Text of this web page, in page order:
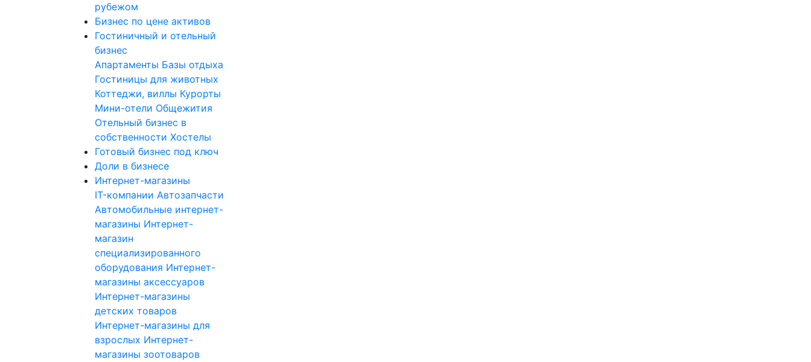
рубежом
Бизнес по цене активов
Гостиничный и отельный
бизнес
Апартаменты Базы отдыха
Гостиницы для животных
Коттеджи, виллы Курорты
Мини-отели Общежития
Отельный бизнес в
собственности Хостелы
Готовый бизнес под ключ
Доли в бизнесе
Интернет-магазины
IT-компании Автозапчасти
Автомобильные интернет-
магазины Интернет-
магазин
специализированного
оборудования Интернет-
магазины аксессуаров
Интернет-магазины
детских товаров
Интернет-магазины для
взрослых Интернет-
магазины зоотоваров